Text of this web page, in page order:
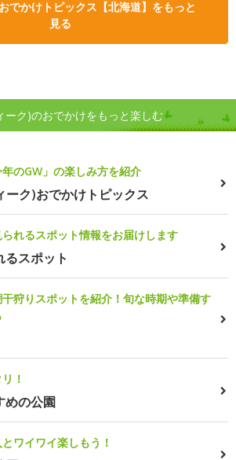
でかけトピックス【北海道】をもっと
見る
ーク)のおでかけをもっと楽しむ
のGW」の楽しみ方を紹介
ーク)おでかけトピックス
れるスポット情報をお届けします
スポット
狩りスポットを紹介！旬な時期や準備す
！
めの公園
ワイワイ楽しもう！